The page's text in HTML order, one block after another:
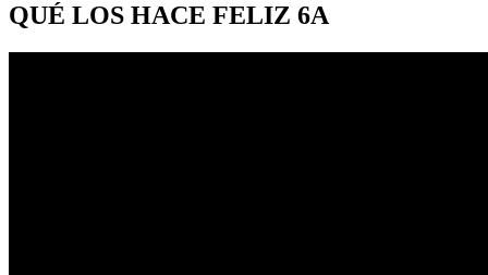
QUÉ LOS HACE FELIZ 6A